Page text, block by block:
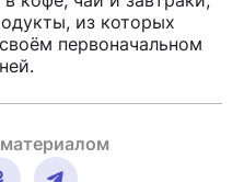
из которых
первоначальном